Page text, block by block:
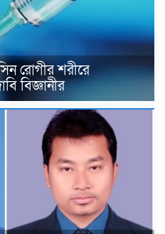
রোগীর শরীরে
বিজ্ঞানীর